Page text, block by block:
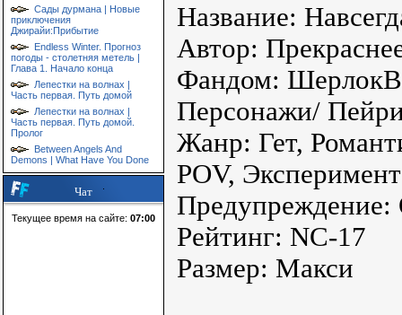
Сады дурмана | Новые
приключения
Джирайи:Прибытие
Endless Winter. Прогноз
погоды - столетняя метель |
Глава 1. Начало конца
Лепестки на волнах |
Часть первая. Путь домой
Лепестки на волнах |
Часть первая. Путь домой.
Пролог
Between Angels And
Demons | What Have You Done
Чат
Текущее время на сайте: 07:00
Название:
Автор:
Фандом:
Персонажи/
Жанр: Гет,
POV, Эксперимент
Рейтинг: NC-17
Размер: Макси